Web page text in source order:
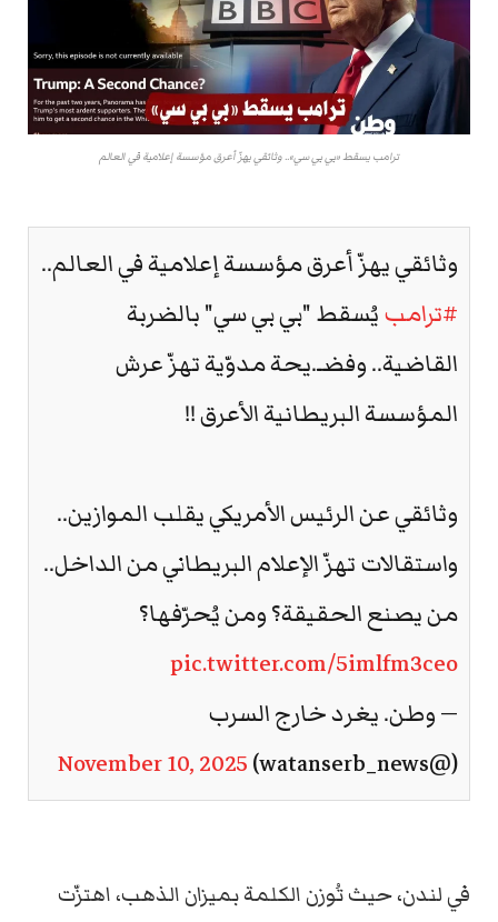
ترامب يسقط «بي بي سي».. وثائقي يهزّ أعرق مؤسسة إعلامية في العالم
وثائقي يهزّ أعرق مؤسسة إعلامية في العالم..
#ترامبيُسقط "بي بي سي" بالضربة
القاضية.. وفضـ.يحة مدوّية تهزّ عرش
المؤسسة البريطانية الأعرق !!
وثائقي عن الرئيس الأمريكي يقلب الموازين..
واستقالات تهزّ الإعلام البريطاني من الداخل..
من يصنع الحقيقة؟ ومن يُحرّفها؟
pic.twitter.com/5imlfm3ceo
— وطن. يغرد خارج السرب
(@watanserb_news)
November 10, 2025
في لندن، حيث تُوزن الكلمة بميزان الذهب، اهتزّت